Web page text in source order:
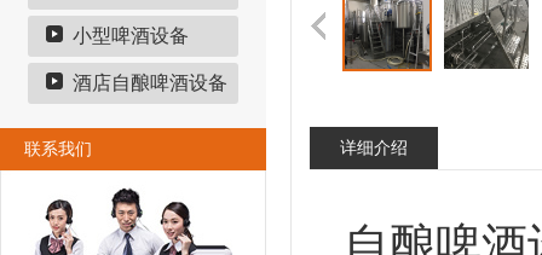
小型啤酒设备
酒店自酿啤酒设备
联系我们 详细介绍